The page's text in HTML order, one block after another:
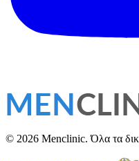
© 2026 Menclinic. Όλα τα